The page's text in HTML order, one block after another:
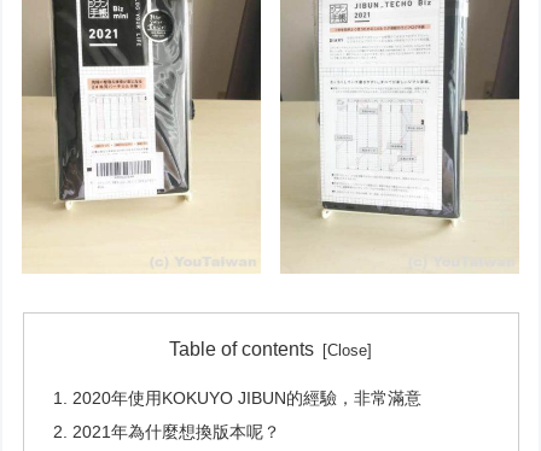
Table of contents
2020年使用KOKUYO JIBUN的經驗，非常滿意
2021年為什麼想換版本呢？